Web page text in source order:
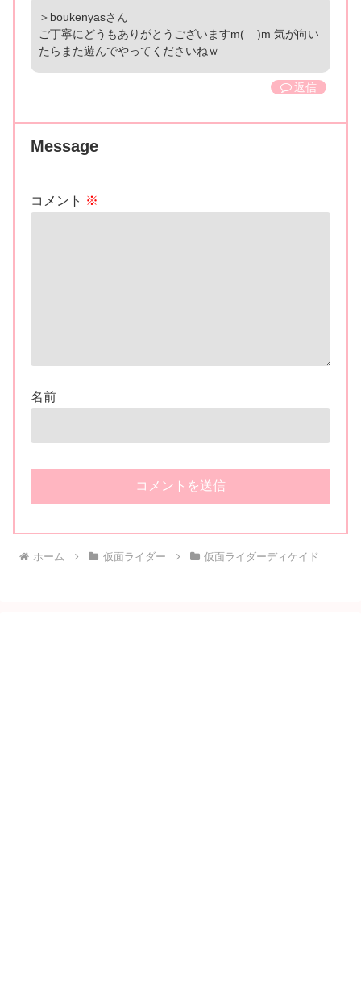
＞boukenyasさん
ご丁寧にどうもありがとうございますm(__)m 気が向い
たらまた遊んでやってくださいねｗ
返信
Message
コメント ※
名前
ホーム 仮面ライダー 仮面ライダーディケイド